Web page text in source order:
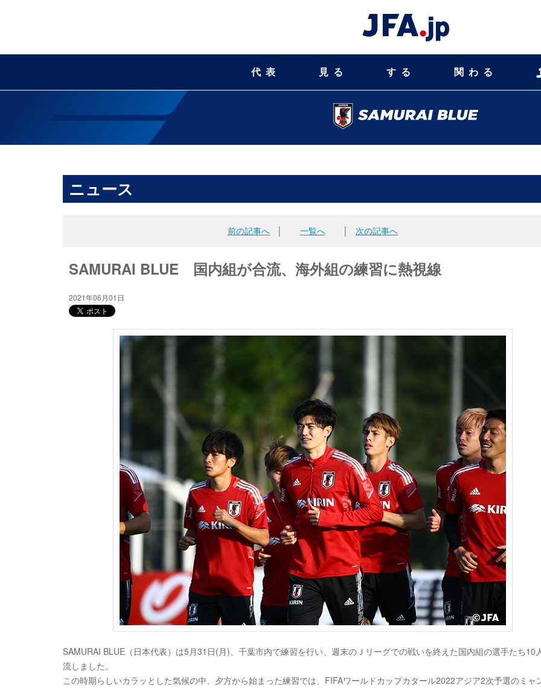
代表 見る する 関わる
ニュース
前の記事へ│ 一覧へ 次の記事へ
SAMURAI BLUE 国内組が合流、海外組の練習に熱視線
2021年06月01日
SAMURAI BLUE（日本代表）は5月31日(月)、千葉市内で練習を行い、週末のＪリーグでの戦いを終えた国内組の選手たち10
流しました。
この時期らしいカラッとした気候の中、夕方から始まった練習では、FIFAワールドカップカタール2022アジア2次予選のミャ